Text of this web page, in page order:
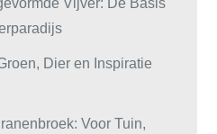
Vijver: De Basis
Dier en Inspiratie
Voor Tuin,